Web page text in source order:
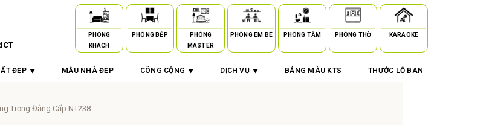
PHÒNG
KHÁCH
PHÒNG BẾP
PHÒNG
MASTER
PHÒNG EM BÉ PHÒNG TẮM PHÒNG THỜ KARAOKE
ĐẸP MẪU NHÀ ĐẸP CÔNG CỘNG DỊCH VỤ BẢNG MÀU KTS THƯỚC LỖ BAN
Trọng Đẳng Cấp NT238